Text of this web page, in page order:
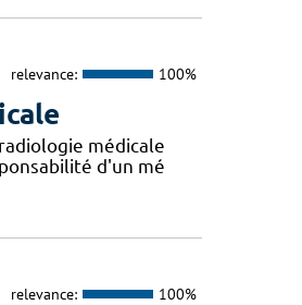
relevance: 100%
médicale
d'un mé
relevance: 100%